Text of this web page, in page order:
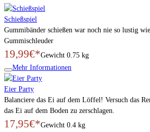
Schießspiel
Gummibänder schießen war noch nie so lustig
Gummischleuder
19,99€*Gewicht 0.75 kg
Mehr Informationen
Eier Party
Balanciere das Ei auf dem Löffel! Versuch das
das Ei auf dem Boden zu zerschlagen.
17,95€*Gewicht 0.4 kg